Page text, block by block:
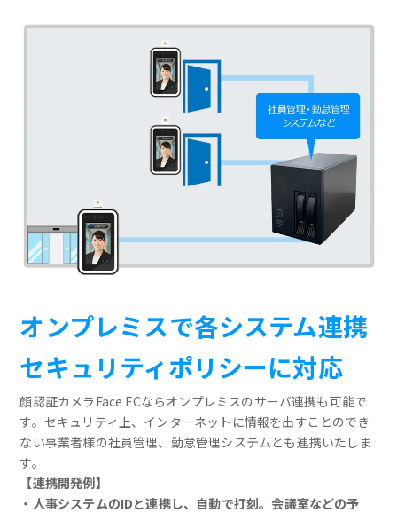
オンプレミスで各システム連携
セキュリティポリシーに対応
顔認証カメラFace FCならオンプレミスのサーバ連携も可能で
す。セキュリティ上、インターネットに情報を出すことのでき
ない事業者様の社員管理、勤怠管理システムとも連携いたしま
す。
【連携開発例】
・人事システムのIDと連携し、自動で打刻。会議室などの予